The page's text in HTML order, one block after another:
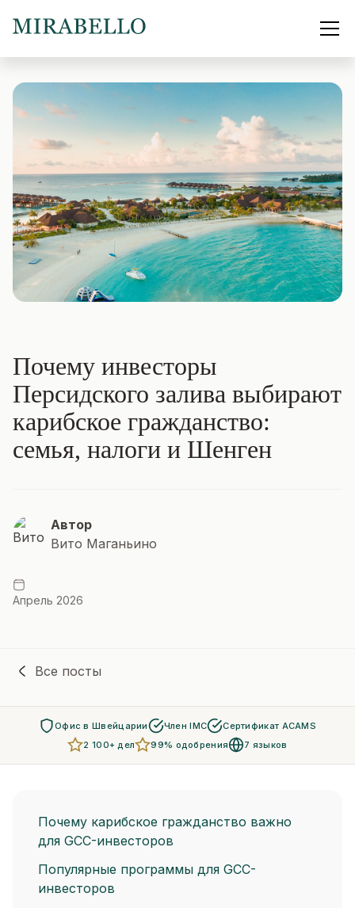
Почему инвесторы
Персидского залива выбирают
карибское гражданство:
семья, налоги и Шенген
Автор
Вито Маганьино
Апрель 2026
Все посты
Офис в Швейцарии Член IMC
Сертификат ACAMS
2 100+ дел
99% одобрения 7 языков
Почему карибское гражданство важно
для GCC-инвесторов
Популярные программы для GCC-
инвесторов